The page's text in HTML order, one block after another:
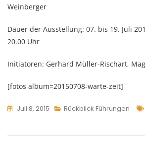
Weinberger
Dauer der Ausstellung: 07. bis 19. Juli
20.00 Uhr
Initiatoren: Gerhard Müller-Rischart,
[fotos album=20150708-warte-zeit]
Juli 8, 2015 Rückblick Führungen